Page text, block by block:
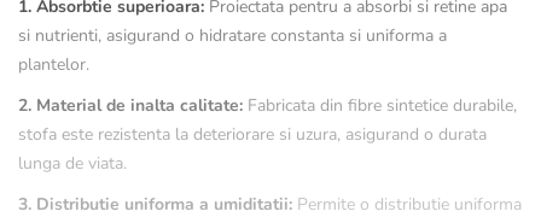
1. Absorbtie superioara: Proiectata pentru a absorbi si retine apa
si nutrienti, asigurand o hidratare constanta si uniforma a
plantelor.
2. Material de inalta calitate: Fabricata din fibre sintetice durabile,
stofa este rezistenta la deteriorare si uzura, asigurand o durata
lunga de viata.
3. Distributie uniforma a umiditatii: Permite o distributie uniforma